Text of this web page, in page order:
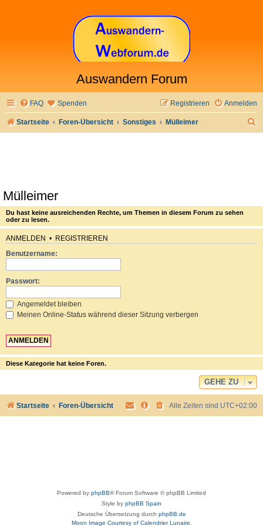
Auswandern Forum
FAQ Spenden Anmelden
Registrieren
Startseite Foren-Übersicht Sonstiges Mülleimer
Mülleimer
Du hast keine ausreichenden Rechte, um Themen in diesem Forum zu sehen
oder zu lesen.
ANMELDEN • REGISTRIEREN
Benutzername:
Passwort:
Angemeldet bleiben
Meinen Online-Status während dieser Sitzung verbergen
Diese Kategorie hat keine Foren.
GEHE ZU
Startseite Foren-Übersicht Alle Zeiten sind UTC+02:00
Powered by phpBB® Forum Software © phpBB Limited
Style by phpBB Spain
Deutsche Übersetzung durch phpBB.de
Moon Image Courtesy of Calendrier Lunaire.